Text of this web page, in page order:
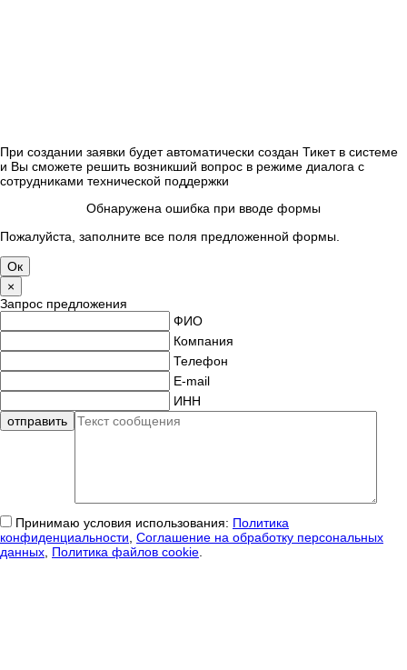
При создании заявки будет автоматически создан Тикет в системе
и Вы сможете решить возникший вопрос в режиме диалога с
сотрудниками технической поддержки
Обнаружена ошибка при вводе формы
Пожалуйста, заполните все поля предложенной формы.
×
Запрос предложения
ФИО
Компания
Телефон
E-mail
ИНН
Принимаю условия использования: Политика
конфиденциальности Соглашение на обработку персональных
данных Политика файлов cookie